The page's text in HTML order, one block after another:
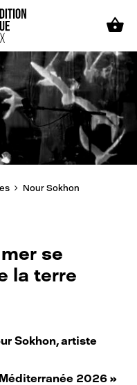
Nour Sokhon
se
la terre
Sokhon, artiste
2026 »